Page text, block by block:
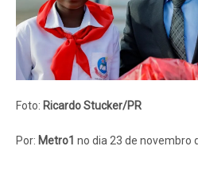
Foto: Ricardo Stucker/PR
Por: Metro1 no dia 23 de novembro